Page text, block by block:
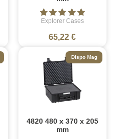
Explorer Cases
65,22 €
4820 480 x 370 x 205
mm
Dispo Mag